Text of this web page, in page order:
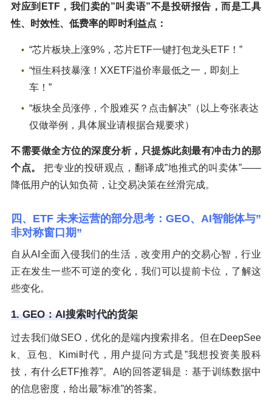
对应到ETF，我们卖的”叫卖语”不是投研报告，而是工具
性、时效性、低费率的即时利益点：
“芯片板块上涨9%，芯片ETF一键打包龙头ETF！”
“恒生科技暴涨！XXETF溢价率最低之一，即刻上
车！”
“板块全员涨停，个股难买？点击解决”（以上夸张表达
仅做举例，具体展业请根据合规要求）
不需要做全方位的深度分析，只提炼此刻最有冲击力的那
个点。
把专业的投研观点，翻译成”地推式的叫卖体”——
降低用户的认知负荷，让交易决策在丝滑完成。
四、ETF 未来运营的部分思考：GEO、AI智能体与”
非对称窗口期”
自从AI全面入侵我们的生活，改变用户的交易心智，行业
正在发生一些不可逆的变化，我们可以提前卡位，了解这
些变化。
1. GEO：AI搜索时代的货架
过去我们做SEO，优化的是端内搜索排名。但在DeepSee
k、豆包、Kimi时代，用户提问方式是”我想投资美股科
技，有什么ETF推荐”。AI的回答逻辑是：基于训练数据中
的信息密度，给出最”标准”的答案。